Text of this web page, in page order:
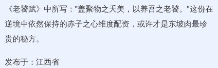
《老饕赋》中所写："盖聚物之夭美，以养吾之老饕。"这份在
逆境中依然保持的赤子之心维度配资，或许才是东坡肉最珍
贵的秘方。
发布于：江西省